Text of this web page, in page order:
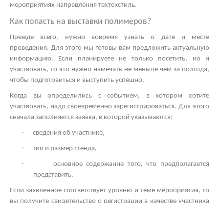
мероприятиях направления техтекстиль.
Как попасть на выставки полимеров?
Прежде всего, нужно вовремя узнать о дате и месте
проведения. Для этого мы готовы вам предложить актуальную
информацию. Если планируете не только посетить, но и
участвовать, то это нужно намечать не меньше чем за полгода,
чтобы подготовиться и выступить успешно.
Когда вы определились с событием, в котором хотите
участвовать, надо своевременно зарегистрироваться. Для этого
сначала заполняется заявка, в которой указываются:
· сведения об участнике,
· тип и размер стенда,
·
основное содержание того, что предполагается
представить.
Если заявленное соответствует уровню и теме мероприятия, то
вы получите свидетельство о регистрации в качестве участника